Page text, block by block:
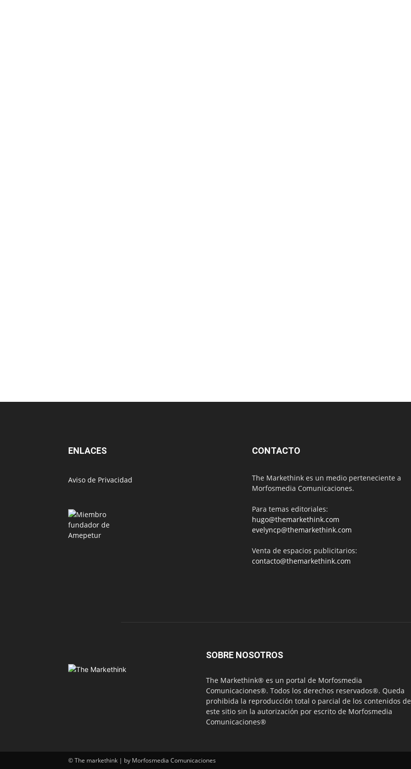
ENLACES
Aviso de Privacidad
CONTACTO
The Markethink es un medio perteneciente a
Morfosmedia Comunicaciones.
Para temas editoriales:
hugo@themarkethink.com
evelyncp@themarkethink.com
Venta de espacios publicitarios:
contacto@themarkethink.com
SOBRE NOSOTROS
The Markethink® es un portal de Morfosmedia
Comunicaciones®. Todos los derechos reservados®. Queda
prohibida la reproducción total o parcial de los contenidos de
este sitio sin la autorización por escrito de Morfosmedia
Comunicaciones®
© The markethink | by Morfosmedia Comunicaciones